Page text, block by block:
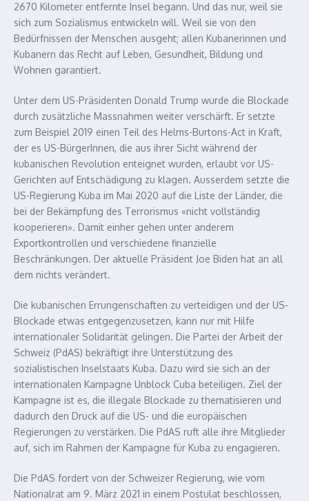
2670 Kilometer entfernte Insel begann. Und das nur, weil sie
sich zum Sozialismus entwickeln will. Weil sie von den
Bedürfnissen der Menschen ausgeht; allen Kubanerinnen und
Kubanern das Recht auf Leben, Gesundheit, Bildung und
Wohnen garantiert.
Unter dem US-Präsidenten Donald Trump wurde die Blockade
durch zusätzliche Massnahmen weiter verschärft. Er setzte
zum Beispiel 2019 einen Teil des Helms-Burtons-Act in Kraft,
der es US-BürgerInnen, die aus ihrer Sicht während der
kubanischen Revolution enteignet wurden, erlaubt vor US-
Gerichten auf Entschädigung zu klagen. Ausserdem setzte die
US-Regierung Kuba im Mai 2020 auf die Liste der Länder, die
bei der Bekämpfung des Terrorismus «nicht vollständig
kooperieren». Damit einher gehen unter anderem
Exportkontrollen und verschiedene finanzielle
Beschränkungen. Der aktuelle Präsident Joe Biden hat an all
dem nichts verändert.
Die kubanischen Errungenschaften zu verteidigen und der US-
Blockade etwas entgegenzusetzen, kann nur mit Hilfe
internationaler Solidarität gelingen. Die Partei der Arbeit der
Schweiz (PdAS) bekräftigt ihre Unterstützung des
sozialistischen Inselstaats Kuba. Dazu wird sie sich an der
internationalen Kampagne Unblock Cuba beteiligen. Ziel der
Kampagne ist es, die illegale Blockade zu thematisieren und
dadurch den Druck auf die US- und die europäischen
Regierungen zu verstärken. Die PdAS ruft alle ihre Mitglieder
auf, sich im Rahmen der Kampagne für Kuba zu engagieren.
Die PdAS fordert von der Schweizer Regierung, wie vom
Nationalrat am 9. März 2021 in einem Postulat beschlossen,